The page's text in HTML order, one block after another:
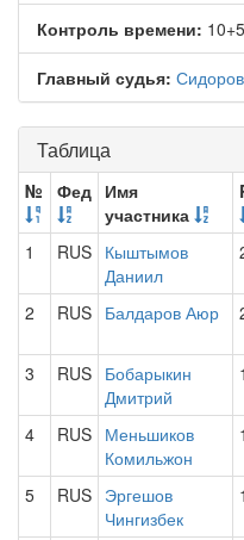
Контроль времени:
Главный судья:
Таблица
№ Фед Имя
участника
1
RUS Кыштымов
Даниил
2 RUS Балдаров Аюр
3 RUS Бобарыкин
Дмитрий
4 RUS Меньшиков
Комильжон
5 RUS Эргешов
Чингизбек